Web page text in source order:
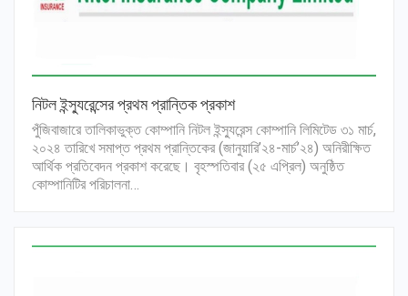
নিটল ইন্স্যুরেন্সের প্রথম প্রান্তিক প্রকাশ
পুঁজিবাজারে তালিকাভুক্ত কোম্পানি নিটল ইন্স্যুরেন্স কোম্পানি লিমিটেড ৩১ মার্চ,
২০২৪ তারিখে সমাপ্ত প্রথম প্রান্তিকের (জানুয়ারি’২৪-মার্চ’২৪) অনিরীক্ষিত
আর্থিক প্রতিবেদন প্রকাশ করেছে। বৃহস্পতিবার (২৫ এপ্রিল) অনুষ্ঠিত
কোম্পানিটির পরিচালনা…